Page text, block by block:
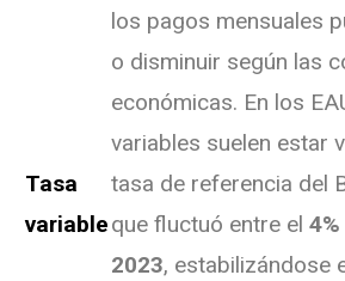
Tasa
variable
los pagos mensuales
o disminuir según las
económicas. En los
variables suelen estar
tasa de referencia del
que fluctuó entre el
2023, estabilizándose